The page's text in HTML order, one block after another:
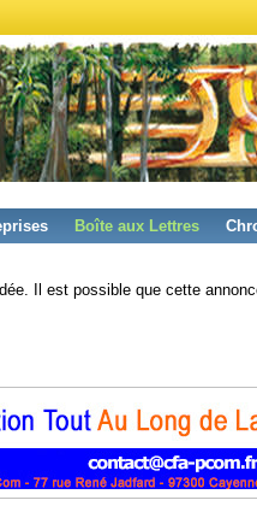
Boîte aux Lettres
Il est possible que cette